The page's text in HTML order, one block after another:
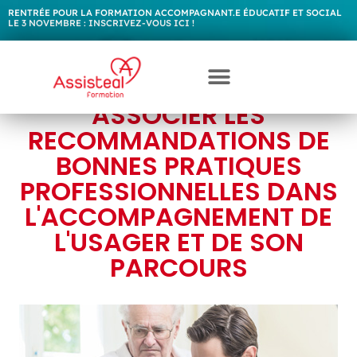
RENTRÉE POUR LA FORMATION ACCOMPAGNANT.E ÉDUCATIF ET SOCIAL
LE 3 NOVEMBRE : INSCRIVEZ-VOUS ICI !
ASSOCIER LES
RECOMMANDATIONS DE
BONNES PRATIQUES
PROFESSIONNELLES DANS
L'ACCOMPAGNEMENT DE
L'USAGER ET DE SON
PARCOURS